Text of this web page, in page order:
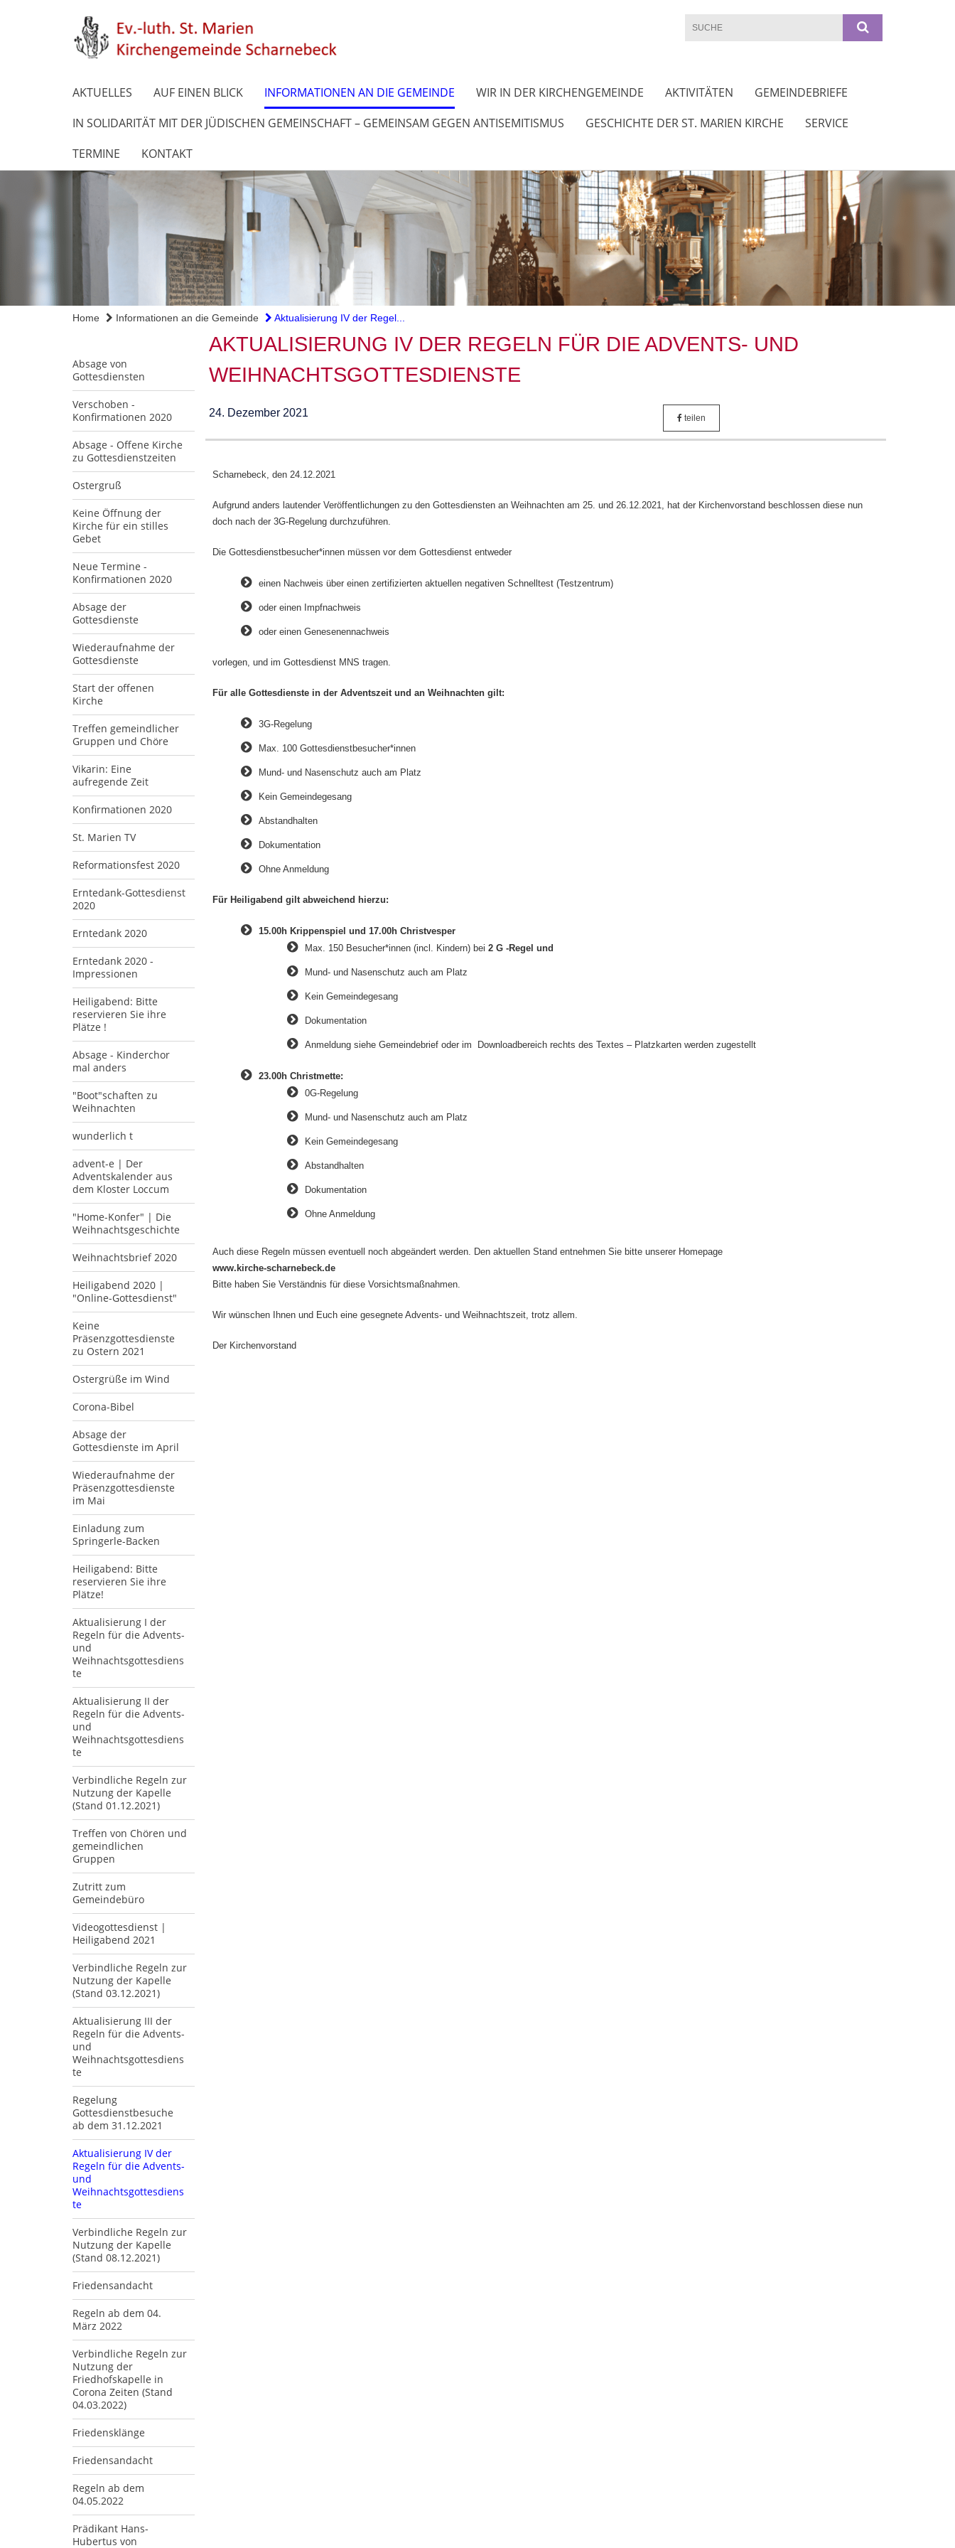
AKTUELLES AUF EINEN BLICK INFORMATIONEN AN DIE GEMEINDE WIR IN DER KIRCHENGEMEINDE AKTIVITÄTEN
GEMEINDEBRIEFE
IN SOLIDARITÄT MIT DER JÜDISCHEN GEMEINSCHAFT – GEMEINSAM GEGEN ANTISEMITISMUS
GESCHICHTE DER ST. MARIEN KIRCHE
SERVICE
TERMINE
KONTAKT
Home Informationen an die Gemeinde Aktualisierung IV der Regel...
Absage von
Gottesdiensten
Verschoben -
Konfirmationen 2020
Absage - Offene Kirche
zu Gottesdienstzeiten
Ostergruß
Keine Öffnung der
Kirche für ein stilles
Gebet
Neue Termine -
Konfirmationen 2020
Absage der
Gottesdienste
Wiederaufnahme der
Gottesdienste
Start der offenen
Kirche
Treffen gemeindlicher
Gruppen und Chöre
Vikarin: Eine
aufregende Zeit
Konfirmationen 2020
St. Marien TV
Reformationsfest 2020
Erntedank-Gottesdienst
2020
Erntedank 2020
Erntedank 2020 -
Impressionen
Heiligabend: Bitte
reservieren Sie ihre
Plätze !
Absage - Kinderchor
mal anders
"Boot"schaften zu
Weihnachten
wunderlich t
advent-e | Der
Adventskalender aus
dem Kloster Loccum
"Home-Konfer" | Die
Weihnachtsgeschichte
Weihnachtsbrief 2020
Heiligabend 2020 |
"Online-Gottesdienst"
Keine
Präsenzgottesdienste
zu Ostern 2021
Ostergrüße im Wind
Corona-Bibel
Absage der
Gottesdienste im April
Wiederaufnahme der
Präsenzgottesdienste
im Mai
Einladung zum
Springerle-Backen
Heiligabend: Bitte
reservieren Sie ihre
Plätze!
Aktualisierung I der
Regeln für die Advents-
und
Weihnachtsgottesdiens
te
Aktualisierung II der
Regeln für die Advents-
und
Weihnachtsgottesdiens
te
Verbindliche Regeln zur
Nutzung der Kapelle
(Stand 01.12.2021)
Treffen von Chören und
gemeindlichen
Gruppen
Zutritt zum
Gemeindebüro
Videogottesdienst |
Heiligabend 2021
Verbindliche Regeln zur
Nutzung der Kapelle
(Stand 03.12.2021)
Aktualisierung III der
Regeln für die Advents-
und
Weihnachtsgottesdiens
te
Regelung
Gottesdienstbesuche
ab dem 31.12.2021
Aktualisierung IV der
Regeln für die Advents-
und
Weihnachtsgottesdiens
te
Verbindliche Regeln zur
Nutzung der Kapelle
(Stand 08.12.2021)
Friedensandacht
Regeln ab dem 04.
März 2022
Verbindliche Regeln zur
Nutzung der
Friedhofskapelle in
Corona Zeiten (Stand
04.03.2022)
Friedensklänge
Friedensandacht
Regeln ab dem
04.05.2022
Prädikant Hans-
Hubertus von
AKTUALISIERUNG IV DER REGELN FÜR DIE ADVENTS- UND
WEIHNACHTSGOTTESDIENSTE
24. Dezember 2021 teilen
Scharnebeck, den 24.12.2021
Aufgrund anders lautender Veröffentlichungen zu den Gottesdiensten an Weihnachten am 25. und 26.12.2021, hat der Kirchenvorstand beschlossen diese nun
doch nach der 3G-Regelung durchzuführen.
Die Gottesdienstbesucher*innen müssen vor dem Gottesdienst entweder
einen Nachweis über einen zertifizierten aktuellen negativen Schnelltest (Testzentrum)
oder einen Impfnachweis
oder einen Genesenennachweis
vorlegen, und im Gottesdienst MNS tragen.
Für alle Gottesdienste in der Adventszeit und an Weihnachten gilt:
3G-Regelung
Max. 100 Gottesdienstbesucher*innen
Mund- und Nasenschutz auch am Platz
Kein Gemeindegesang
Abstandhalten
Dokumentation
Ohne Anmeldung
Für Heiligabend gilt abweichend hierzu:
15.00h Krippenspiel und 17.00h Christvesper
​Max. 150 Besucher*innen (incl. Kindern) bei 2 G -Regel und
Mund- und Nasenschutz auch am Platz
Kein Gemeindegesang
Dokumentation
Anmeldung siehe Gemeindebrief oder im Downloadbereich rechts des Textes – Platzkarten werden zugestellt
23.00h Christmette:
0G-Regelung
Mund- und Nasenschutz auch am Platz
Kein Gemeindegesang
Abstandhalten
Dokumentation
Ohne Anmeldung
Auch diese Regeln müssen eventuell noch abgeändert werden. Den aktuellen Stand entnehmen Sie bitte unserer Homepage
www.kirche-scharnebeck.de
Bitte haben Sie Verständnis für diese Vorsichtsmaßnahmen.
Wir wünschen Ihnen und Euch eine gesegnete Advents- und Weihnachtszeit, trotz allem.
Der Kirchenvorstand